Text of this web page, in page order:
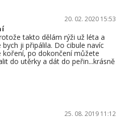
20. 02. 2020 15:53
takto dělám rýži už léta a
ji připálila. Do cibule navíc
koření, po dokončení můžete
do utěrky a dát do peřin...krásně
25. 08. 2019 11:12